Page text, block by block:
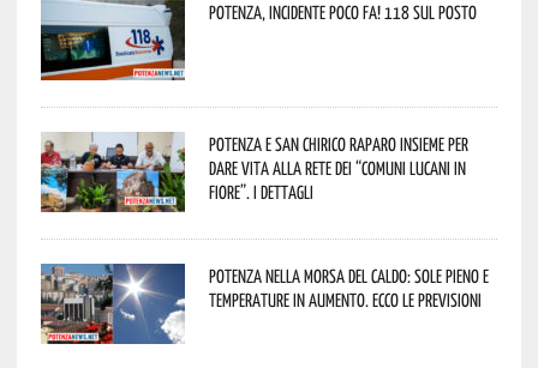
Potenza, incidente poco fa! 118 sul posto
Potenza e San Chirico Raparo insieme per
dare vita alla rete dei “Comuni Lucani in
Fiore”. I dettagli
Potenza nella morsa del caldo: sole pieno e
temperature in aumento. Ecco le previsioni